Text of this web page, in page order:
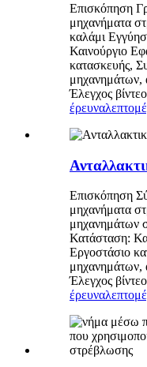
Επισκόπηση
μηχανήματα
καλάμι
Καινούργιο
κατασκευής,
μηχανημάτων,
Έλεγχος
έρευνα
Επισκόπηση
μηχανήματα
μηχανημάτων
Κατάσταση:
Εργοστάσιο
μηχανημάτων,
Έλεγχος
έρευνα